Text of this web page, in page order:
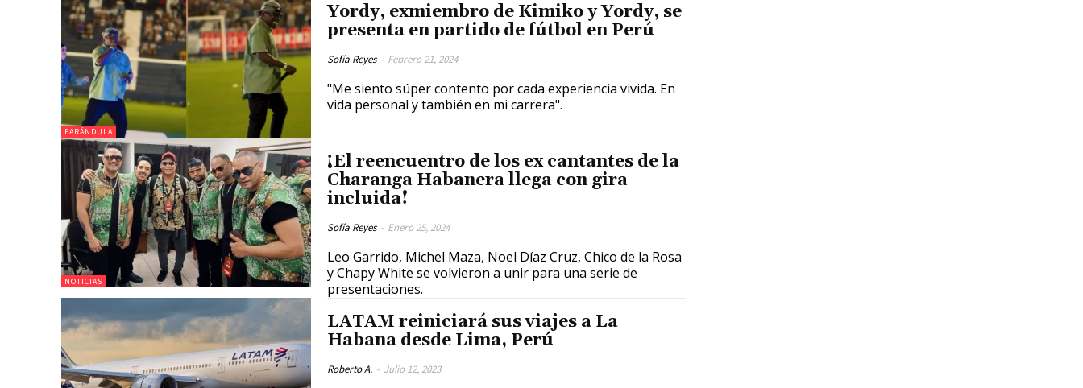
FARÁNDULA
Yordy, exmiembro de Kimiko y Yordy, se
presenta en partido de fútbol en Perú
Sofía Reyes - Febrero 21, 2024
"Me siento súper contento por cada experiencia vivida. En
vida personal y también en mi carrera".
NOTICIAS
¡El reencuentro de los ex cantantes de la
Charanga Habanera llega con gira
incluida!
Sofía Reyes - Enero 25, 2024
Leo Garrido, Michel Maza, Noel Díaz Cruz, Chico de la Rosa
y Chapy White se volvieron a unir para una serie de
presentaciones.
LATAM reiniciará sus viajes a La
Habana desde Lima, Perú
Roberto A. - Julio 12, 2023